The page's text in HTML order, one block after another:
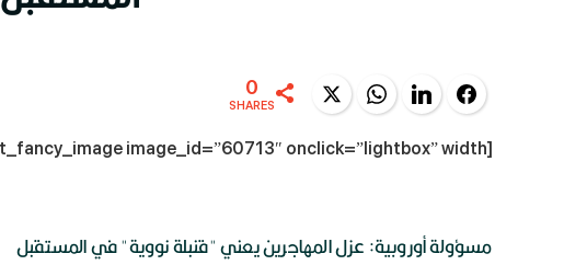
Facebook
LinkedIn
WhatsApp
Twitter
0
SHARES
[dt_fancy_image image_id=”60713″ onclick=”lightbox” width=””]
مسؤولة أوروبية: عزل المهاجرين يعني "قنبلة نووية" في المستقبل